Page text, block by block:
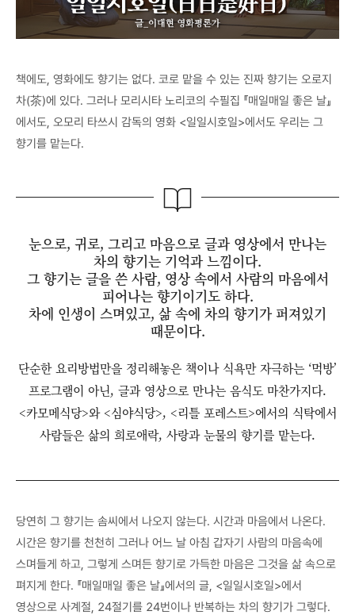
책에도, 영화에도 향기는 없다. 코로 맡을 수 있는 진짜 향기는 오로지
차(茶)에 있다. 그러나 모리시타 노리코의 수필집 『매일매일 좋은 날』
에서도, 오모리 타쓰시 감독의 영화 <일일시호일>에서도 우리는 그
향기를 맡는다.
눈으로, 귀로, 그리고 마음으로 글과 영상에서 만나는
차의 향기는 기억과 느낌이다.
그 향기는 글을 쓴 사람, 영상 속에서 사람의 마음에서
피어나는 향기이기도 하다.
차에 인생이 스며있고, 삶 속에 차의 향기가 퍼져있기
때문이다.
단순한 요리방법만을 정리해놓은 책이나 식욕만 자극하는 ‘먹방’
프로그램이 아닌, 글과 영상으로 만나는 음식도 마찬가지다.
<카모메식당>와 <심야식당>, <리틀 포레스트>에서의 식탁에서
사람들은 삶의 희로애락, 사랑과 눈물의 향기를 맡는다.
당연히 그 향기는 솜씨에서 나오지 않는다. 시간과 마음에서 나온다.
시간은 향기를 천천히 그러나 어느 날 아침 갑자기 사람의 마음속에
스며들게 하고, 그렇게 스며든 향기로 가득한 마음은 그것을 삶 속으로
펴지게 한다. 『매일매일 좋은 날』에서의 글, <일일시호일>에서
영상으로 사계절, 24절기를 24번이나 반복하는 차의 향기가 그렇다.